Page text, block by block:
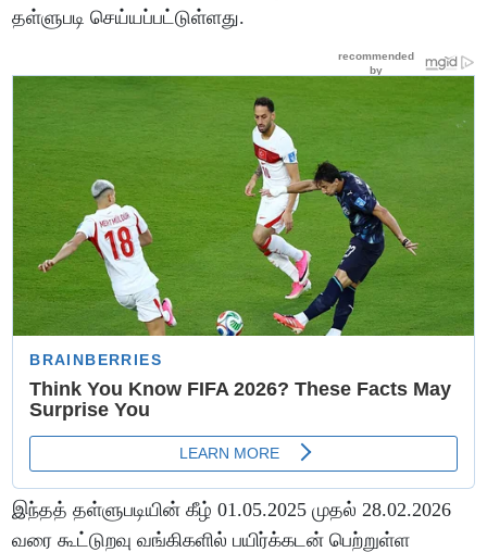
தள்ளுபடி செய்யப்பட்டுள்ளது.
இந்தத் தள்ளுபடியின் கீழ் 01.05.2025 முதல் 28.02.2026
வரை கூட்டுறவு வங்கிகளில் பயிர்க்கடன் பெற்றுள்ள